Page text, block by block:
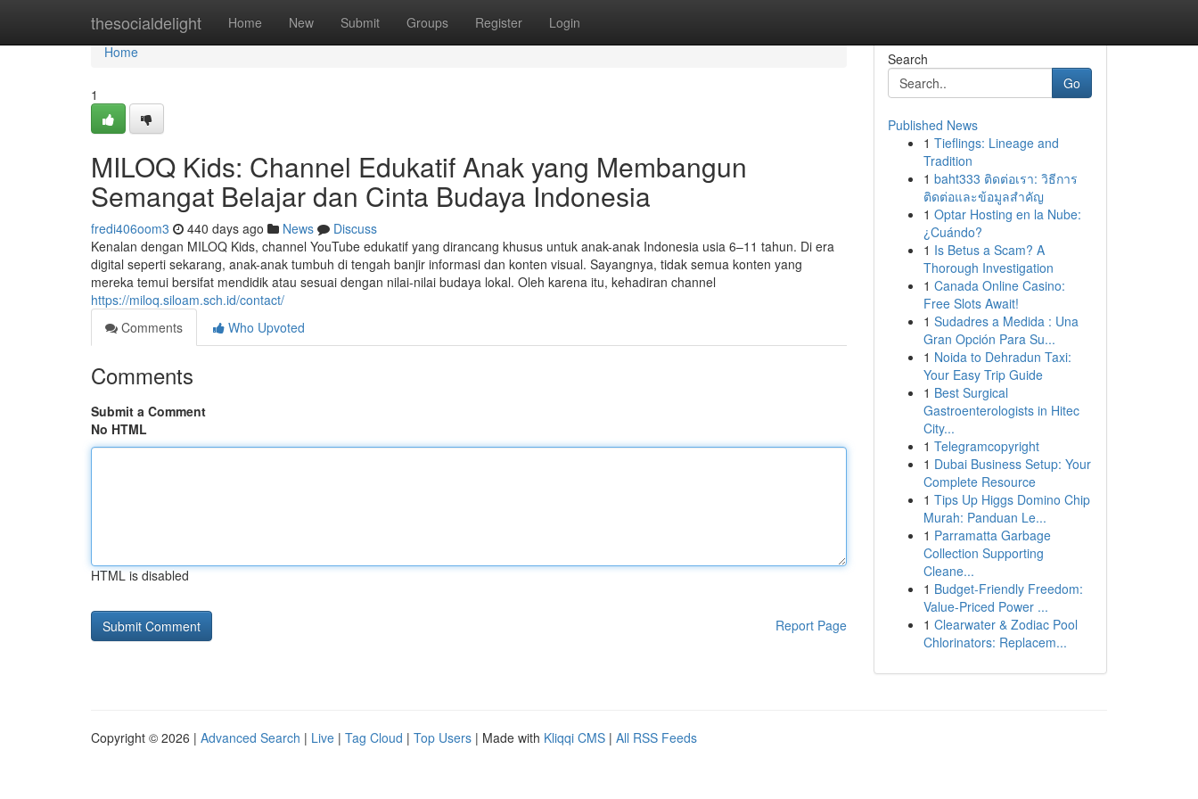
thesocialdelight Home New Submit Groups Register Login
Home
Home
1
MILOQ Kids: Channel Edukatif Anak yang Membangun
Semangat Belajar dan Cinta Budaya Indonesia
fredi406oom3 440 days ago News
Discuss
Kenalan dengan MILOQ Kids, channel YouTube edukatif yang dirancang khusus untuk anak-anak Indonesia usia 6–11 tahun. Di era
digital seperti sekarang, anak-anak tumbuh di tengah banjir informasi dan konten visual. Sayangnya, tidak semua konten yang
mereka temui bersifat mendidik atau sesuai dengan nilai-nilai budaya lokal. Oleh karena itu, kehadiran channel
https://miloq.siloam.sch.id/contact/
Comments
Who Upvoted
Comments
Submit a Comment
No HTML
HTML is disabled
Report Page
Search
Go
Published News
1 Tieflings: Lineage and
Tradition
1 baht333 ติดต่อเรา: วิธีการ
ติดต่อและข้อมูลสำคัญ
1 Optar Hosting en la Nube:
¿Cuándo?
1 Is Betus a Scam? A
Thorough Investigation
1 Canada Online Casino:
Free Slots Await!
1 Sudadres a Medida : Una
Gran Opción Para Su...
1 Noida to Dehradun Taxi:
Your Easy Trip Guide
1 Best Surgical
Gastroenterologists in Hitec
City...
1 Telegramcopyright
1 Dubai Business Setup: Your
Complete Resource
1 Tips Up Higgs Domino Chip
Murah: Panduan Le...
1 Parramatta Garbage
Collection Supporting
Cleane...
1 Budget-Friendly Freedom:
Value-Priced Power ...
1 Clearwater & Zodiac Pool
Chlorinators: Replacem...
Copyright © 2026 | Advanced Search | Live | Tag Cloud | Top Users | Made with Kliqqi CMS | All RSS Feeds